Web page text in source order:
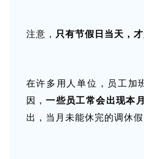
注意， 只有节假日当天，才
在许多用人单位，员工加
因，一些员工常会出现本
出，当月未能休完的调休